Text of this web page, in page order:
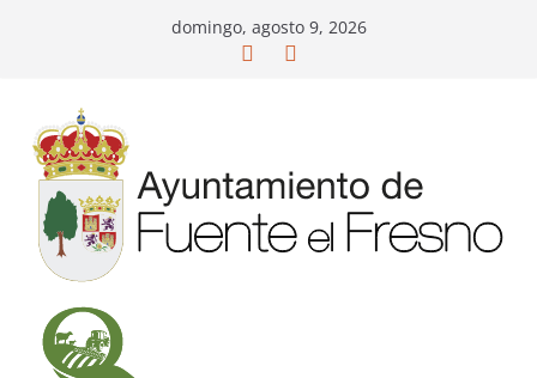
domingo, agosto 9, 2026